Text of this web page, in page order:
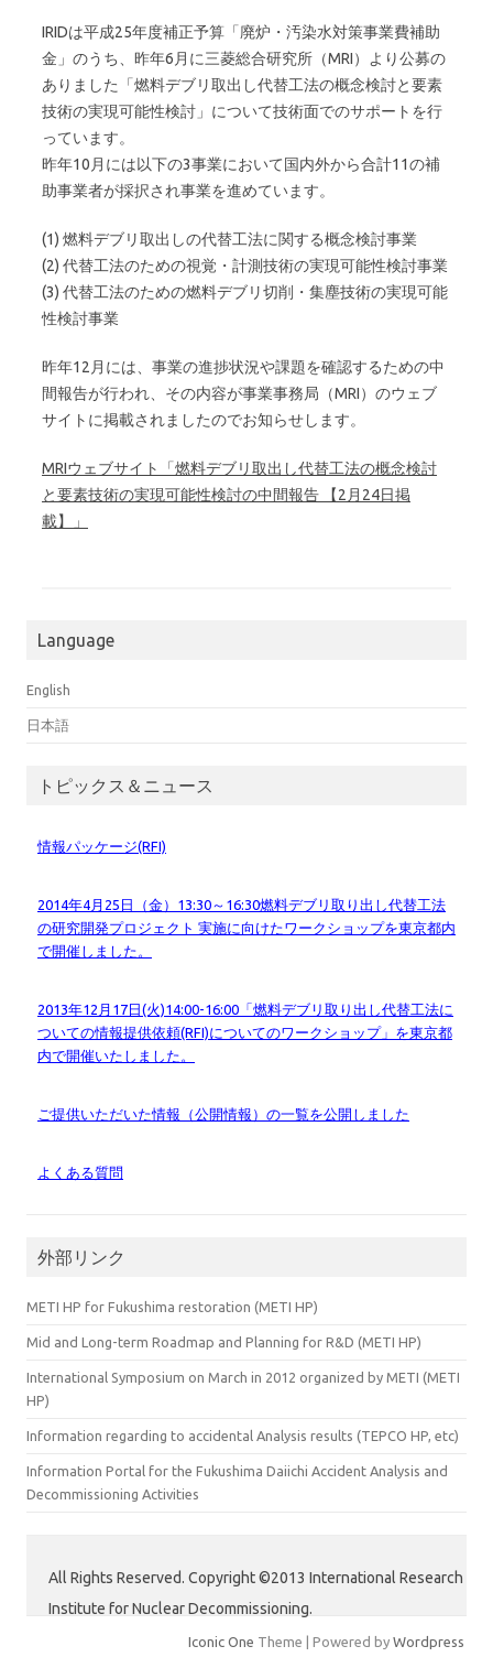
IRIDは平成25年度補正予算「廃炉・汚染水対策事業費補助
金」のうち、昨年6月に三菱総合研究所（MRI）より公募の
ありました「燃料デブリ取出し代替工法の概念検討と要素
技術の実現可能性検討」について技術面でのサポートを行
っています。
昨年10月には以下の3事業において国内外から合計11の補
助事業者が採択され事業を進めています。
(1) 燃料デブリ取出しの代替工法に関する概念検討事業
(2) 代替工法のための視覚・計測技術の実現可能性検討事業
(3) 代替工法のための燃料デブリ切削・集塵技術の実現可能
性検討事業
昨年12月には、事業の進捗状況や課題を確認するための中
間報告が行われ、その内容が事業事務局（MRI）のウェブ
サイトに掲載されましたのでお知らせします。
MRIウェブサイト「燃料デブリ取出し代替工法の概念検討
と要素技術の実現可能性検討の中間報告 【2月24日掲
載】」
Language
English
日本語
トピックス＆ニュース
情報パッケージ(RFI)
2014年4月25日（金）13:30～16:30燃料デブリ取り出し代替工法
の研究開発プロジェクト 実施に向けたワークショップを東京都内
で開催しました。
2013年12月17日(火)14:00-16:00「燃料デブリ取り出し代替工法に
ついての情報提供依頼(RFI)についてのワークショップ」を東京都
内で開催いたしました。
ご提供いただいた情報（公開情報）の一覧を公開しました
よくある質問
外部リンク
METI HP for Fukushima restoration (METI HP)
Mid and Long-term Roadmap and Planning for R&D (METI HP)
International Symposium on March in 2012 organized by METI (METI
HP)
Information regarding to accidental Analysis results (TEPCO HP, etc)
Information Portal for the Fukushima Daiichi Accident Analysis and
Decommissioning Activities
All Rights Reserved. Copyright ©2013 International Research
Institute for Nuclear Decommissioning.
Iconic One Theme | Powered by Wordpress